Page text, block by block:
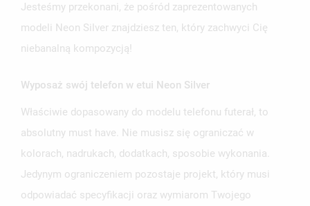
Jesteśmy przekonani, że pośród zaprezentowanych
modeli Neon Silver znajdziesz ten, który zachwyci Cię
niebanalną kompozycją!
Wyposaż swój telefon w etui Neon Silver
Właściwie dopasowany do modelu telefonu futerał, to
absolutny must have. Nie musisz się ograniczać w
kolorach, nadrukach, dodatkach, sposobie wykonania.
Jedynym ograniczeniem pozostaje projekt, który musi
odpowiadać specyfikacji oraz wymiarom Twojego
MOJE LISTY ŻYCZEŃ
add_circle_outlineUTWÓRZ NOWĄ LISTĘ
UTWÓRZ LISTĘ ŻYCZEŃ
NAZWA LISTY ŻYCZEŃ
ZALOGUJ SIĘ
MUSISZ BYĆ ZALOGOWANY BY ZAPISAĆ PRODUKTY NA